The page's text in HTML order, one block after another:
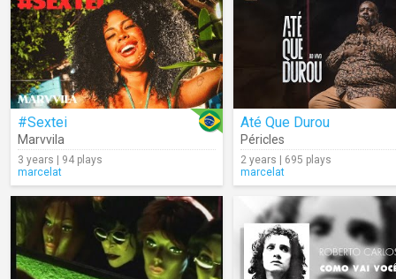
#Sextei
Marvvila
3 years | 94 plays
marcelat
Até Que Durou
Péricles
2 years | 695 plays
marcelat